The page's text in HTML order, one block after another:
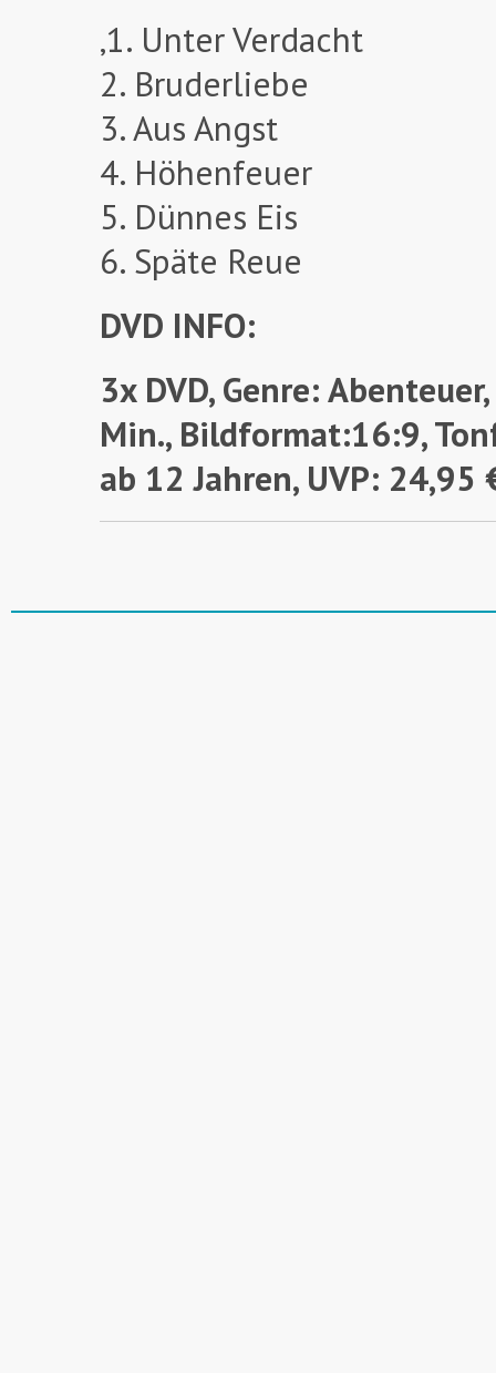
‚1. Unter Verdacht
2. Bruderliebe
3. Aus Angst
4. Höhenfeuer
5. Dünnes Eis
6. Späte Reue
DVD INFO:
3x DVD, Genre:
Min., Bildformat:16:9,
ab 12 Jahren, UVP: 24,95